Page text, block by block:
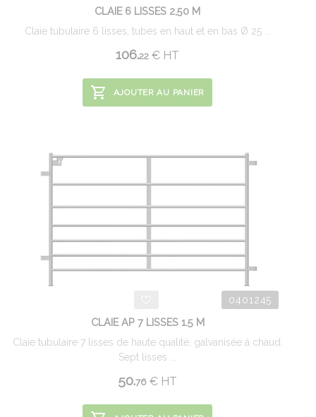
CLAIE 6 LISSES 2,50 M
Claie tubulaire 6 lisses, tubes en haut et en bas Ø 25 ...
106.22 € HT
AJOUTER AU PANIER
0401245
CLAIE AP 7 LISSES 1.5 M
Claie tubulaire 7 lisses de haute qualité, galvanisée à chaud.
Sept lisses ...
50.76 € HT